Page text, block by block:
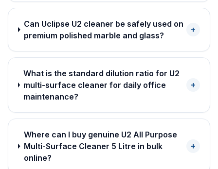
Can Uclipse U2 cleaner be safely used on
premium polished marble and glass?
+
What is the standard dilution ratio for U2
multi-surface cleaner for daily office
maintenance?
+
Where can I buy genuine U2 All Purpose
Multi-Surface Cleaner 5 Litre in bulk
online?
+